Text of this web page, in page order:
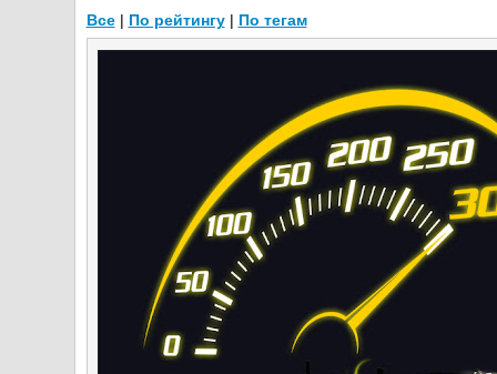
Все| По рейтингу| По тегам